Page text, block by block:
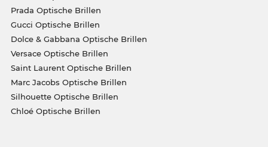
Prada Optische Brillen
Gucci Optische Brillen
Dolce & Gabbana Optische Brillen
Versace Optische Brillen
Saint Laurent Optische Brillen
Marc Jacobs Optische Brillen
Silhouette Optische Brillen
Chloé Optische Brillen